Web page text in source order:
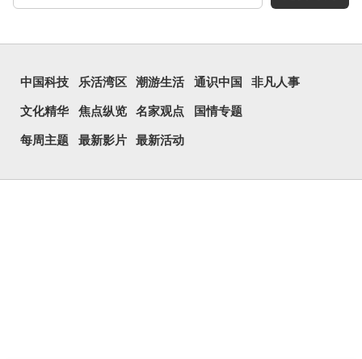
中国科技 乐活湾区 潮游生活 通识中国 非凡人事
文化精华 焦点纵览 名家观点 国情专题
每周主题 最新影片 最新活动